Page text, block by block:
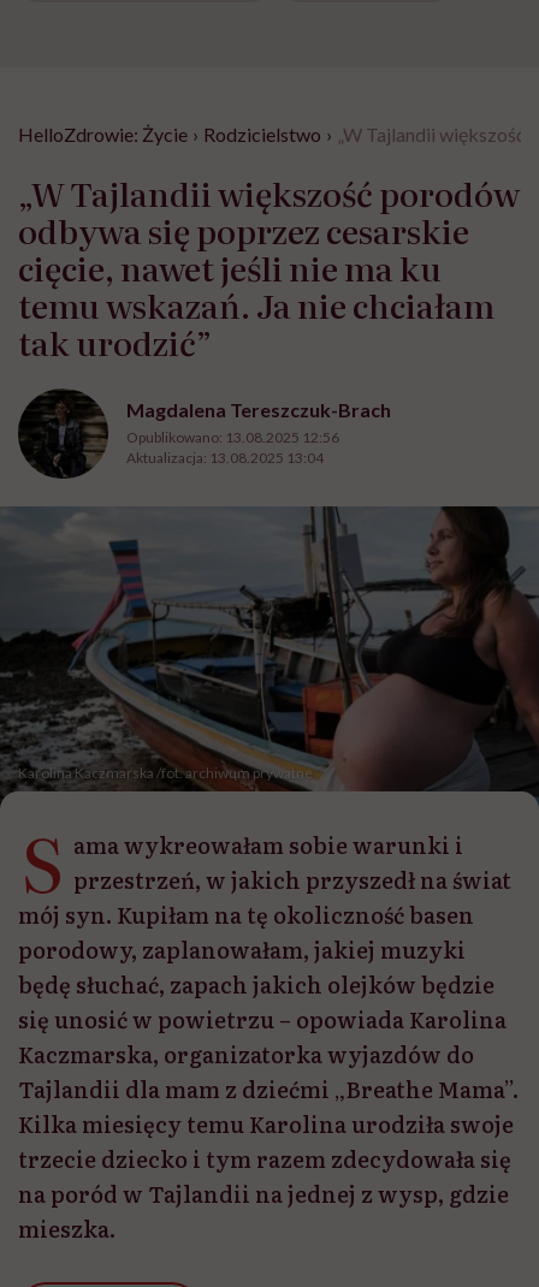
HelloZdrowie: Życie › Rodzicielstwo › „W Tajlandii większość
„W Tajlandii większość porodów
odbywa się poprzez cesarskie
cięcie, nawet jeśli nie ma ku
temu wskazań. Ja nie chciałam
tak urodzić”
Magdalena Tereszczuk-Brach
Opublikowano: 13.08.2025 12:56
Aktualizacja: 13.08.2025 13:04
Karolina Kaczmarska /fot. archiwum prywatne
S ama wykreowałam sobie warunki i
przestrzeń, w jakich przyszedł na świat
mój syn. Kupiłam na tę okoliczność basen
porodowy, zaplanowałam, jakiej muzyki
będę słuchać, zapach jakich olejków będzie
się unosić w powietrzu – opowiada Karolina
Kaczmarska, organizatorka wyjazdów do
Tajlandii dla mam z dziećmi „Breathe Mama”.
Kilka miesięcy temu Karolina urodziła swoje
trzecie dziecko i tym razem zdecydowała się
na poród w Tajlandii na jednej z wysp, gdzie
mieszka.